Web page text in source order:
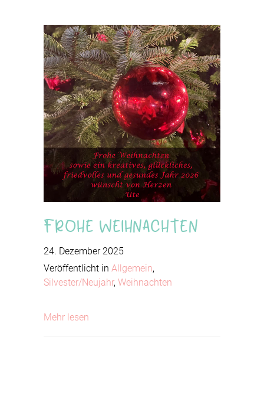
Frohe Weihnachten
24. Dezember 2025
Veröffentlicht in Allgemein,
Silvester/Neujahr, Weihnachten
Mehr lesen